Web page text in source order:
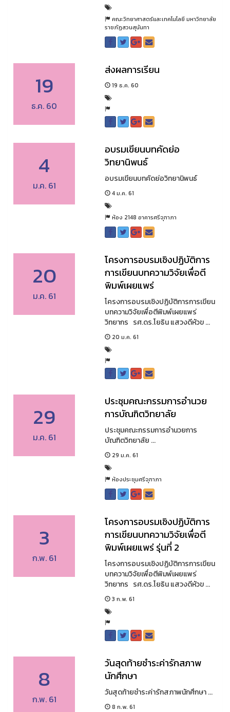
คณะวิทยาศาสตร์และเทคโนโลยี มหาวิทยาลัย
ราชภัฏสวนสุนันทา
19
ธ.ค. 60
ส่งผลการเรียน
19 ธ.ค. 60
4
ม.ค. 61
อบรมเขียนบทคัดย่อ
วิทยานิพนธ์
อบรมเขียนบทคัดย่อวิทยานิพนธ์
4 ม.ค. 61
ห้อง 2148 อาคารศรีจุฑาภา
20
ม.ค. 61
โครงการอบรมเชิงปฏิบัติการ
การเขียนบทความวิจัยเพื่อตี
พิมพ์เผยแพร่
โครงการอบรมเชิงปฏิบัติการการเขียน
บทความวิจัยเพื่อตีพิมพ์เผยแพร่
วิทยากร รศ.ดร.โยธิน แสวงดีหัวข ...
20 ม.ค. 61
29
ม.ค. 61
ประชุมคณะกรรมการอำนวย
การบัณฑิตวิทยาลัย
ประชุมคณะกรรมการอำนวยการ
บัณฑิตวิทยาลัย ...
29 ม.ค. 61
ห้องประชุมศรีจุฑาภา
3
ก.พ. 61
โครงการอบรมเชิงปฏิบัติการ
การเขียนบทความวิจัยเพื่อตี
พิมพ์เผยแพร่ รุ่นที่ 2
โครงการอบรมเชิงปฏิบัติการการเขียน
บทความวิจัยเพื่อตีพิมพ์เผยแพร่
วิทยากร รศ.ดร.โยธิน แสวงดีหัวข ...
3 ก.พ. 61
8
ก.พ. 61
วันสุดท้ายชำระค่ารักสภาพ
นักศึกษา
วันสุดท้ายชำระค่ารักสภาพนักศึกษา ...
8 ก.พ. 61